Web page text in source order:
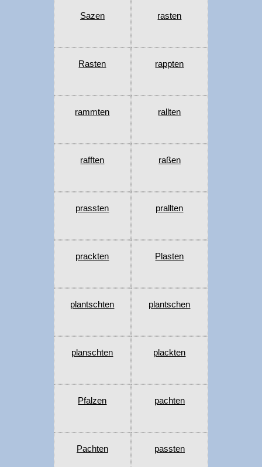
Sazen rasten
Rasten rappten
rammten rallten
rafften raßen
prassten prallten
prackten Plasten
plantschten plantschen
planschten plackten
Pfalzen pachten
Pachten passten